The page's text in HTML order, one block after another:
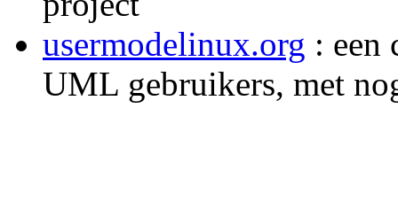
usermodelinux.org : een
UML gebruikers, met